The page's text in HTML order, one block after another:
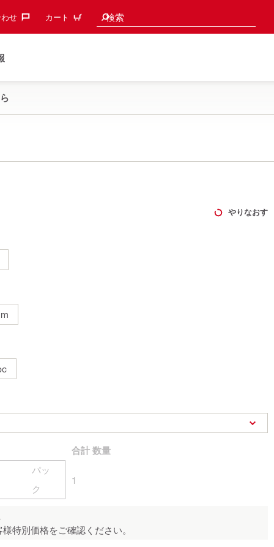
せ‎ カート 検索
検索候補
やりなおす
パッ
ク
合計 数量
1
特別価格をご確認ください。